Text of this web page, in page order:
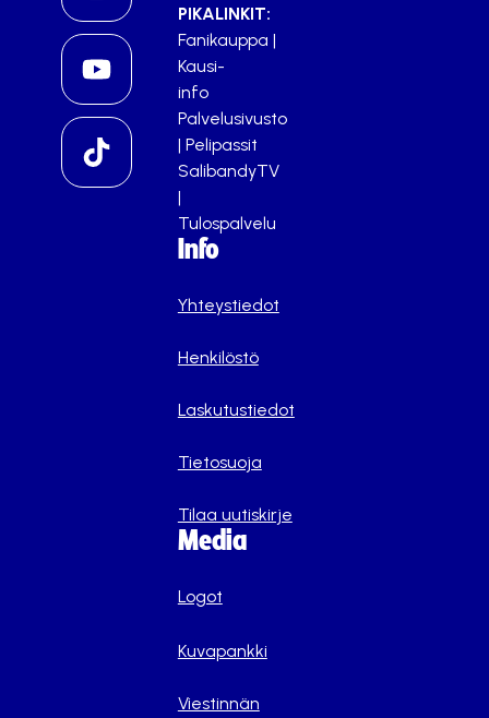
PIKALINKIT:
Fanikauppa |
Kausi-
info
Palvelusivusto
| Pelipassit
SalibandyTV
|
Tulospalvelu
Info
Yhteystiedot
Henkilöstö
Laskutustiedot
Tietosuoja
Tilaa uutiskirje
Media
Logot
Kuvapankki
Viestinnän